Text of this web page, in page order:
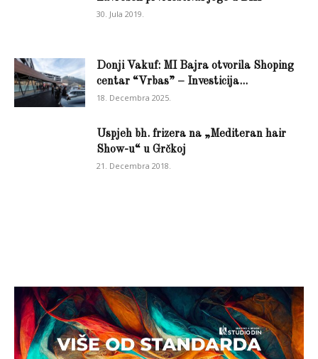
30. Jula 2019.
Donji Vakuf: MI Bajra otvorila Shoping
centar “Vrbas” – Investicija...
18. Decembra 2025.
Uspjeh bh. frizera na „Mediteran hair
Show-u“ u Grčkoj
21. Decembra 2018.